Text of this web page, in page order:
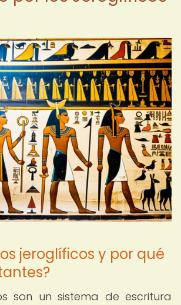
jeroglíficos y por qué
son un sistema de escritura